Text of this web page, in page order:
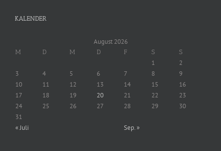
KALENDER
August 2026
M D M D F S S
1
2
3
4 5 6 7 8
9
10
11 12 13 14 15
16
17
18 19 20 21 22
23
24
25 26 27 28 29
30
31
« Juli
Sep. »